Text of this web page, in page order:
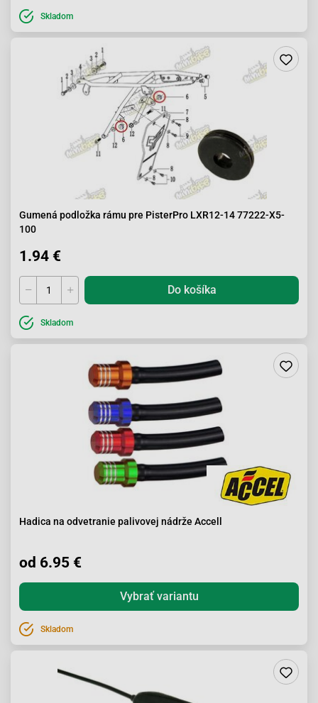
Skladom
Gumená podložka rámu pre PisterPro LXR12-14 77222-X5-
100
1.94 €
Do košíka
Skladom
Hadica na odvetranie palivovej nádrže Accell
od 6.95 €
Vybrať variantu
Skladom